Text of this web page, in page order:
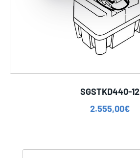
SGSTKD440-12
2.555,00€